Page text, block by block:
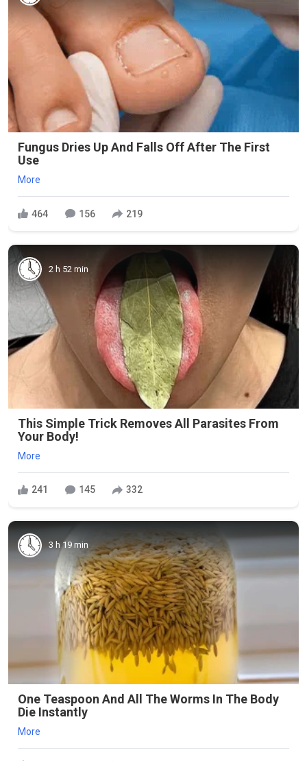
Fungus Dries Up And Falls Off After The First
Use
More
464 156 219
2 h 52 min
This Simple Trick Removes All Parasites From
Your Body!
More
241 145 332
3 h 19 min
One Teaspoon And All The Worms In The Body
Die Instantly
More